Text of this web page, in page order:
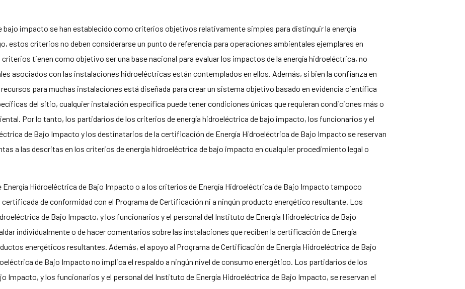
bajo impacto se han establecido como criterios objetivos relativamente simples para distinguir la energía
estos criterios no deben considerarse un punto de referencia para operaciones ambientales ejemplares en
tienen como objetivo ser una base nacional para evaluar los impactos de la energía hidroeléctrica, no
asociados con las instalaciones hidroeléctricas están contemplados en ellos. Además, si bien la confianza en
para muchas instalaciones está diseñada para crear un sistema objetivo basado en evidencia científica
del sitio, cualquier instalación específica puede tener condiciones únicas que requieran condiciones más o
Por lo tanto, los partidarios de los criterios de energía hidroeléctrica de bajo impacto, los funcionarios y el
de Bajo Impacto y los destinatarios de la certificación de Energía Hidroeléctrica de Bajo Impacto se reservan
a las descritas en los criterios de energía hidroeléctrica de bajo impacto en cualquier procedimiento legal o
Energía Hidroeléctrica de Bajo Impacto o a los criterios de Energía Hidroeléctrica de Bajo Impacto tampoco
de conformidad con el Programa de Certificación ni a ningún producto energético resultante. Los
de Bajo Impacto, y los funcionarios y el personal del Instituto de Energía Hidroeléctrica de Bajo
individualmente o de hacer comentarios sobre las instalaciones que reciben la certificación de Energía
energéticos resultantes. Además, el apoyo al Programa de Certificación de Energía Hidroeléctrica de Bajo
de Bajo Impacto no implica el respaldo a ningún nivel de consumo energético. Los partidarios de los
Impacto, y los funcionarios y el personal del Instituto de Energía Hidroeléctrica de Bajo Impacto, se reservan el